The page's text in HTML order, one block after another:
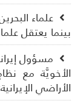
علماء
يعتقل علماء
مسؤول إيرانيّ
مع نظامٍ
الإيرانية»